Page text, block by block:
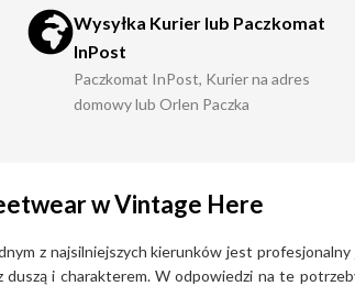
Wysyłka Kurier lub Paczkomat
InPost
Paczkomat InPost, Kurier na adres
domowy lub Orlen Paczka
w Vintage Here
z najsilniejszych kierunków jest profesjonalny
i charakterem. W odpowiedzi na te